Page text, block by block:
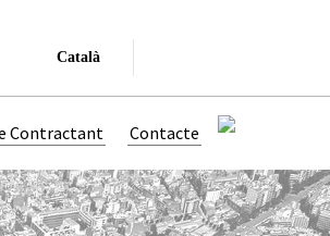
Català
Contractant Contacte